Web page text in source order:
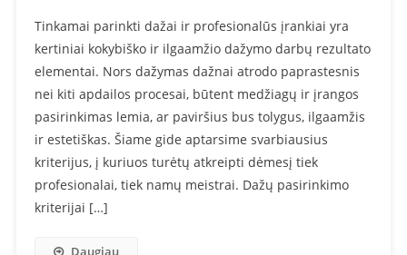
Tinkamai parinkti dažai ir profesionalūs įrankiai yra
kertiniai kokybiško ir ilgaamžio dažymo darbų rezultato
elementai. Nors dažymas dažnai atrodo paprastesnis
nei kiti apdailos procesai, būtent medžiagų ir įrangos
pasirinkimas lemia, ar paviršius bus tolygus, ilgaamžis
ir estetiškas. Šiame gide aptarsime svarbiausius
kriterijus, į kuriuos turėtų atkreipti dėmesį tiek
profesionalai, tiek namų meistrai. Dažų pasirinkimo
kriterijai […]
Daugiau